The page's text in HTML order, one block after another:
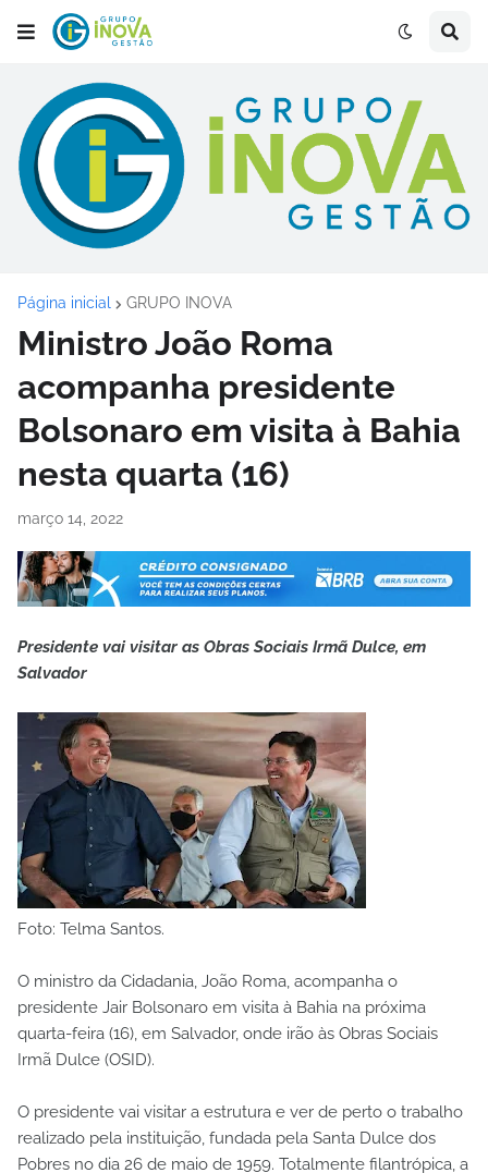
Página inicial GRUPO INOVA
Ministro João Roma
acompanha presidente
Bolsonaro em visita à Bahia
nesta quarta (16)
março 14, 2022
Presidente vai visitar as Obras Sociais Irmã Dulce, em
Salvador
Foto: Telma Santos.
O ministro da Cidadania, João Roma, acompanha o
presidente Jair Bolsonaro em visita à Bahia na próxima
quarta-feira (16), em Salvador, onde irão às Obras Sociais
Irmã Dulce (OSID).
O presidente vai visitar a estrutura e ver de perto o trabalho
realizado pela instituição, fundada pela Santa Dulce dos
Pobres no dia 26 de maio de 1959. Totalmente filantrópica, a